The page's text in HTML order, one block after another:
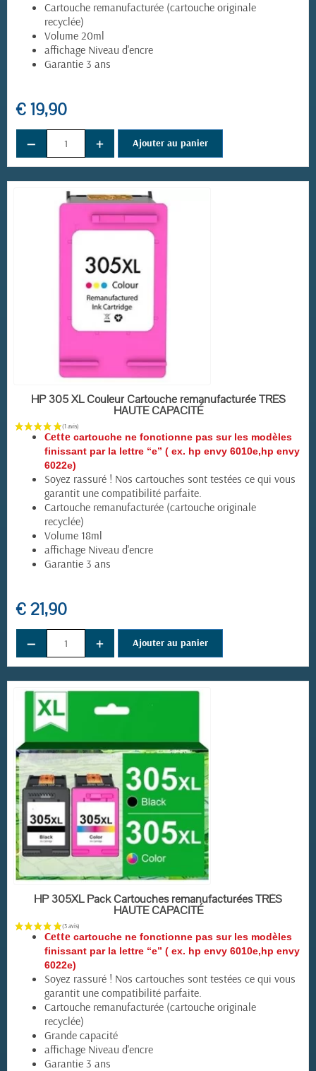
Cartouche remanufacturée (cartouche originale
recyclée)
Volume 20ml
affichage Niveau d'encre
Garantie 3 ans
€ 19,90
− + Ajouter au panier
EN STOCK
HP 305 XL Couleur Cartouche remanufacturée TRÈS
HAUTE CAPACITÉ
Cette cartouche ne fonctionne pas sur les modèles
finissant par la lettre “e” ( ex. hp envy 6010e,hp envy
6022e)
Soyez rassuré ! Nos cartouches sont testées ce qui vous
garantit une compatibilité parfaite.
Cartouche remanufacturée (cartouche originale
recyclée)
Volume 18ml
affichage Niveau d'encre
Garantie 3 ans
€ 21,90
− + Ajouter au panier
EN STOCK
HP 305XL Pack Cartouches remanufacturées TRÈS
HAUTE CAPACITÉ
Cette cartouche ne fonctionne pas sur les modèles
finissant par la lettre “e” ( ex. hp envy 6010e,hp envy
6022e)
Soyez rassuré ! Nos cartouches sont testées ce qui vous
garantit une compatibilité parfaite.
Cartouche remanufacturée (cartouche originale
recyclée)
Grande capacité
affichage Niveau d'encre
Garantie 3 ans